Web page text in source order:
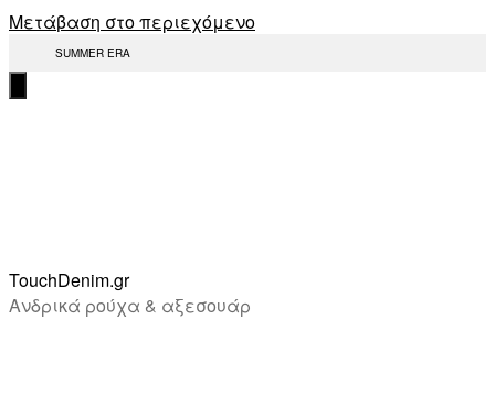
Μετάβαση στο περιεχόμενο
SUMMER ERA
TouchDenim.gr
Ανδρικά ρούχα & αξεσουάρ